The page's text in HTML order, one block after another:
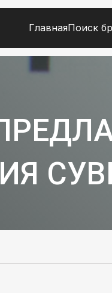
ГлавнаяПоиск